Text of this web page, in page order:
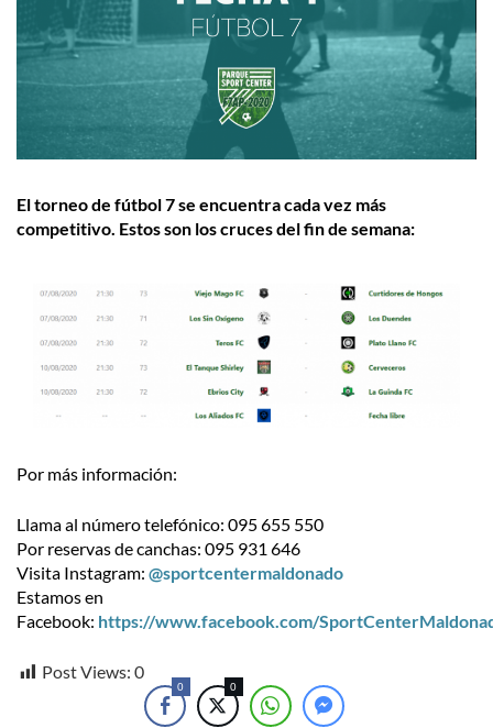
El torneo de fútbol 7 se encuentra cada vez más
competitivo. Estos son los cruces del fin de semana:
Por más información:
Llama al número telefónico: 095 655 550
Por reservas de canchas: 095 931 646
Visita Instagram: @sportcentermaldonado
Estamos en
Facebook: https://www.facebook.com/
Post Views: 0
0 0